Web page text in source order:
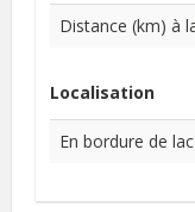
Distance (km) à
Localisation
En bordure de